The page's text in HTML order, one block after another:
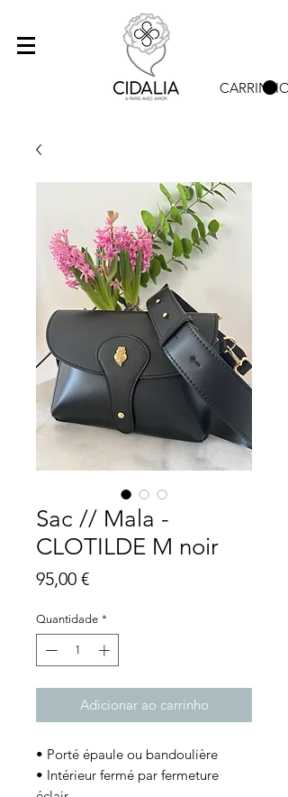
CARRINHO
Sac // Mala -
CLOTILDE M noir
95,00 €Preço
Quantidade *
Adicionar ao carrinho
• Porté épaule ou bandoulière
• Intérieur fermé par fermeture